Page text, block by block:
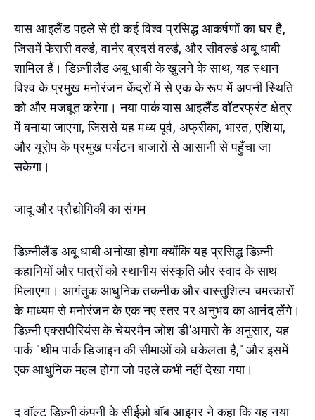
यास आइलैंड पहले से ही कई विश्व प्रसिद्ध आकर्षणों का घर है,
जिसमें फेरारी वर्ल्ड, वार्नर ब्रदर्स वर्ल्ड, और सीवर्ल्ड अबू धाबी
शामिल हैं। डिज़्नीलैंड अबू धाबी के खुलने के साथ, यह स्थान
विश्व के प्रमुख मनोरंजन केंद्रों में से एक के रूप में अपनी स्थिति
को और मजबूत करेगा। नया पार्क यास आइलैंड वॉटरफ्रंट क्षेत्र
में बनाया जाएगा, जिससे यह मध्य पूर्व, अफ्रीका, भारत, एशिया,
और यूरोप के प्रमुख पर्यटन बाजारों से आसानी से पहुँचा जा
सकेगा।
जादू और प्रौद्योगिकी का संगम
डिज़्नीलैंड अबू धाबी अनोखा होगा क्योंकि यह प्रसिद्ध डिज़्नी
कहानियों और पात्रों को स्थानीय संस्कृति और स्वाद के साथ
मिलाएगा। आगंतुक आधुनिक तकनीक और वास्तुशिल्प चमत्कारों
के माध्यम से मनोरंजन के एक नए स्तर पर अनुभव का आनंद लेंगे।
डिज़्नी एक्सपीरियंस के चेयरमैन जोश डी'अमारो के अनुसार, यह
पार्क "थीम पार्क डिजाइन की सीमाओं को धकेलता है," और इसमें
एक आधुनिक महल होगा जो पहले कभी नहीं देखा गया।
द वॉल्ट डिज़्नी कंपनी के सीईओ बॉब आइगर ने कहा कि यह नया